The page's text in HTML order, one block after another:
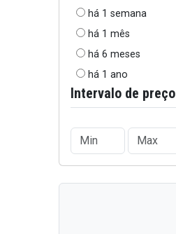
há 1 semana
há 1 mês
há 6 meses
há 1 ano
Intervalo de preço